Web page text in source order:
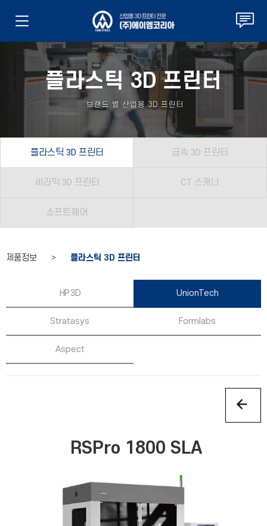
플라스틱 3D 프린터
브랜드 별 산업용 3D 프린터
플라스틱 3D 프린터 금속 3D 프린터
세라믹 3D 프린터 CT 스캐너
소프트웨어
제품정보 > 플라스틱 3D 프린터
HP 3D UnionTech
Stratasys Formlabs
Aspect
RSPro 1800 SLA